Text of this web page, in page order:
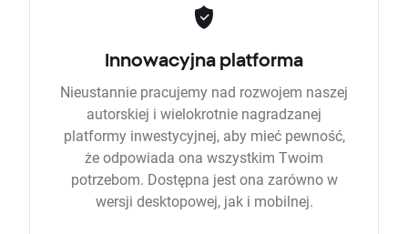
Innowacyjna platforma
Nieustannie pracujemy nad rozwojem naszej
autorskiej i wielokrotnie nagradzanej
platformy inwestycyjnej, aby mieć pewność,
że odpowiada ona wszystkim Twoim
potrzebom. Dostępna jest ona zarówno w
wersji desktopowej, jak i mobilnej.